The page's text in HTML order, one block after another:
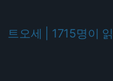
트오세 | 1715명이